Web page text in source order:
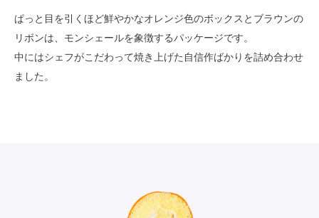
ぱっと目を引くほど鮮やかなオレンジ色のボックスとブラウンの
リボンは、モンシェールを象徴するパッケージです。
中にはシェフがこだわって焼き上げた自信作ばかりを詰め合わせ
ました。